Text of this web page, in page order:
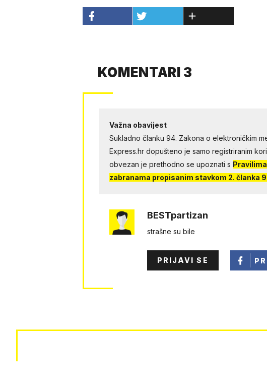
KOMENTARI 3
Važna obavijest
Sukladno članku 94. Zakona o elektroničkim
Express.hr dopušteno je samo registriranim
obvezan je prethodno se upoznati s
zabranama propisanim stavkom 2. članka
BESTpartizan
strašne su bile
PRIJAVI SE